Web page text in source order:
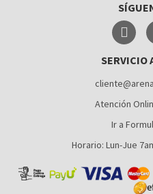
SANTA MARTA
VILLAVICENCIO
SERVICIO
Atención
Ir a
Horario: Lun-Jue